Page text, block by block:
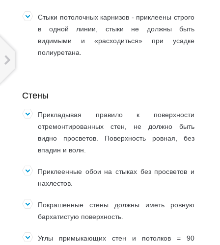
Стыки потолочных карнизов - приклеены строго
в одной линии, стыки не должны быть
видимыми и «расходиться» при усадке
полиуретана.
Стены
Прикладывая правило к поверхности
отремонтированных стен, не должно быть
видно просветов. Поверхность ровная, без
впадин и волн.
Приклеенные обои на стыках без просветов и
нахлестов.
Покрашенные стены должны иметь ровную
бархатистую поверхность.
Углы примыкающих стен и потолков = 90